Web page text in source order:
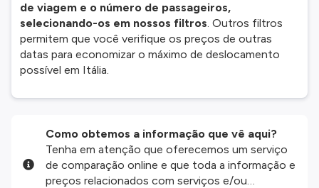
de viagem e o número de passageiros,
selecionando-os em nossos filtros. Outros filtros
permitem que você verifique os preços de outras
datas para economizar o máximo de deslocamento
possível em Itália.
Como obtemos a informação que vê aqui?
Tenha em atenção que oferecemos um serviço
de comparação online e que toda a informação e
preços relacionados com serviços e/ou